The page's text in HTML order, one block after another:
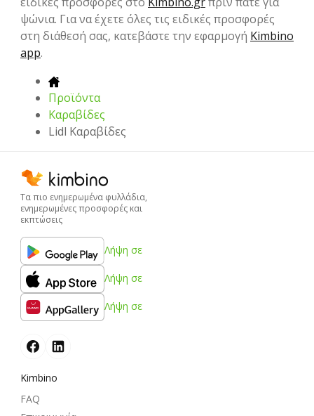
ψώνια. Για να έχετε όλες τις ειδικές προσφορές
στη διάθεσή σας, κατεβάστε την εφαρμογή Kimbino
app.
Προϊόντα
Καραβίδες
Lidl Καραβίδες
Τα πιο ενημερωμένα φυλλάδια,
ενημερωμένες προσφορές και
εκπτώσεις
Λήψη σε
Λήψη σε
Λήψη σε
Kimbino
FAQ